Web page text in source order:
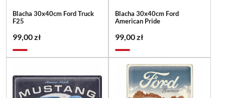
Blacha 30x40cm Ford Truck
F25
99,00 zł
Blacha 30x40cm Ford
American Pride
99,00 zł